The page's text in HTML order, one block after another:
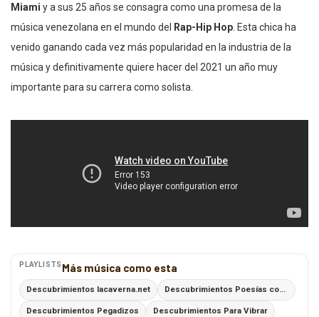
Miami y a sus 25 años se consagra como una promesa de la
música venezolana en el mundo del
Rap-Hip Hop . Esta chica ha
venido ganando cada vez más popularidad en la industria de la
música y definitivamente quiere hacer del 2021 un año muy
importante para su carrera como solista.
PLAYLISTS Más música como esta
Descubrimientos lacaverna.net Descubrimientos Poesías con Ritmo
Descubrimientos Pegadizos Descubrimientos Para Vibrar